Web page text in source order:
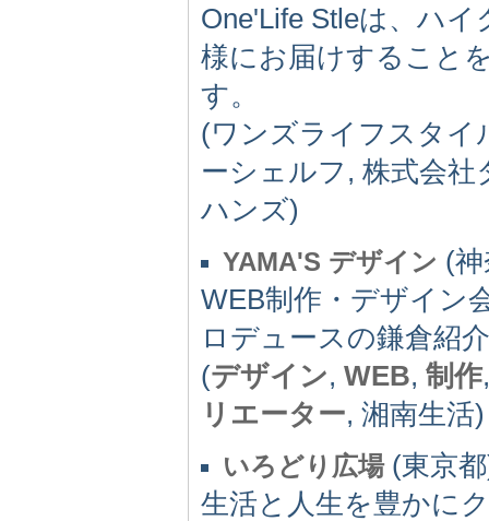
One'Life Stleは、ハ
様にお届けすること
す。
(ワンズライフスタ
ーシェルフ, 株式会
ハンズ)
YAMA'S デザイン (
WEB制作・デザイン
ロデュースの鎌倉紹
(デザイン, WEB, 制作
リエーター, 湘南生活)
いろどり広場(東京
生活と人生を豊かに